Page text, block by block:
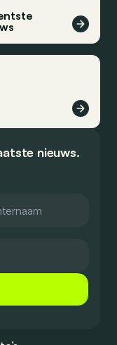
nieuws.